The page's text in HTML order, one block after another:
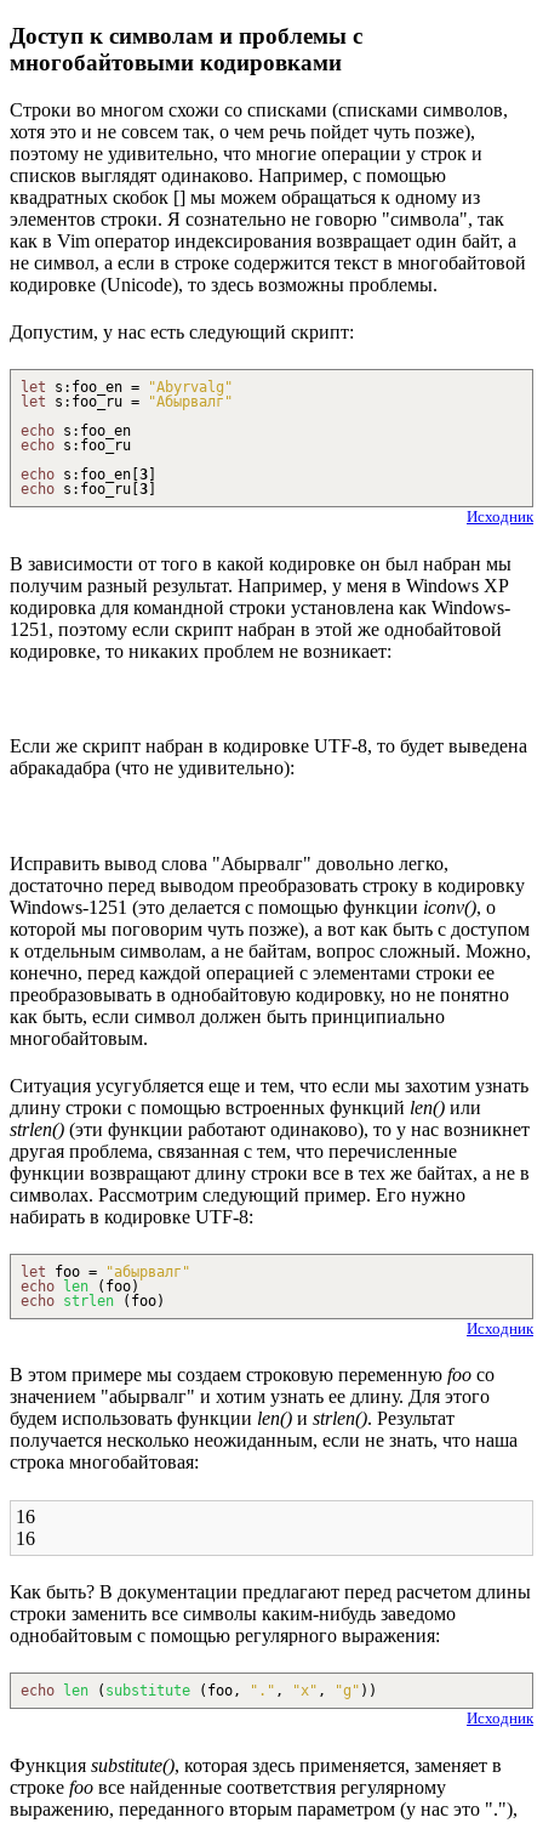
Доступ к символам и проблемы с
многобайтовыми кодировками
Строки во многом схожи со списками (списками символов,
хотя это и не совсем так, о чем речь пойдет чуть позже),
поэтому не удивительно, что многие операции у строк и
списков выглядят одинаково. Например, с помощью
квадратных скобок [] мы можем обращаться к одному из
элементов строки. Я сознательно не говорю "символа", так
как в Vim оператор индексирования возвращает один байт, а
не символ, а если в строке содержится текст в многобайтовой
кодировке (Unicode), то здесь возможны проблемы.
Допустим, у нас есть следующий скрипт:
let s : foo_en =
"Abyrvalg"
let s : foo_ru =
"Абырвалг"
echo s : foo_en
echo s : foo_ru
echo s : foo_en 3
echo s : foo_ru 3
Исходник
В зависимости от того в какой кодировке он был набран мы
получим разный результат. Например, у меня в Windows XP
кодировка для командной строки установлена как Windows-
1251, поэтому если скрипт набран в этой же однобайтовой
кодировке, то никаких проблем не возникает:
Если же скрипт набран в кодировке UTF-8, то будет выведена
абракадабра (что не удивительно):
Исправить вывод слова "Абырвалг" довольно легко,
достаточно перед выводом преобразовать строку в кодировку
Windows-1251 (это делается с помощью функции iconv(), о
которой мы поговорим чуть позже), а вот как быть с доступом
к отдельным символам, а не байтам, вопрос сложный. Можно,
конечно, перед каждой операцией с элементами строки ее
преобразовывать в однобайтовую кодировку, но не понятно
как быть, если символ должен быть принципиально
многобайтовым.
Ситуация усугубляется еще и тем, что если мы захотим узнать
длину строки с помощью встроенных функций len() или
strlen() (эти функции работают одинаково), то у нас возникнет
другая проблема, связанная с тем, что перечисленные
функции возвращают длину строки все в тех же байтах, а не в
символах. Рассмотрим следующий пример. Его нужно
набирать в кодировке UTF-8:
let foo =
"абырвалг"
echo
len ( foo)
echo strlen ( foo)
Исходник
В этом примере мы создаем строковую переменную foo со
значением "абырвалг" и хотим узнать ее длину. Для этого
будем использовать функции len() и strlen(). Результат
получается несколько неожиданным, если не знать, что наша
строка многобайтовая:
16
16
Как быть? В документации предлагают перед расчетом длины
строки заменить все символы каким-нибудь заведомо
однобайтовым с помощью регулярного выражения:
echo len ( substitute ( foo, "." , "x" , "g" ) )
Исходник
Функция substitute(), которая здесь применяется, заменяет в
строке foo все найденные соответствия регулярному
выражению, переданного вторым параметром (у нас это "."),